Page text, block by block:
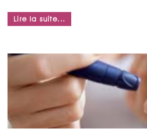
...
Lire la suite...